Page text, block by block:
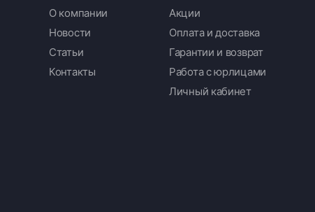
О компании
Новости
Статьи
Контакты
Акции
Оплата и доставка
Гарантии и возврат
Работа с юрлицами
Личный кабинет